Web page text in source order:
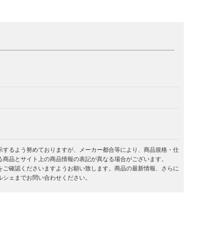
るよう努めておりますが、メーカー都合等により、商品規格・仕
品とサイト上の商品情報の表記が異なる場合がございます。
確認くださいますようお願い致します。商品の最新情報、さらに
ェまでお問い合わせください。